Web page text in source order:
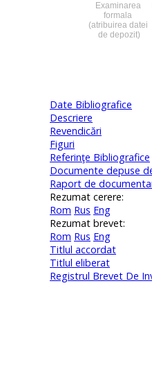
Examinarea
formala
(atribuirea datei
de depozit)
Date Bibliografice
Descriere
Revendicări
Figuri
Referinţe Bibliografice
Documente depuse
Raport de
Rezumat cerere:
Rom Rus Eng
Rezumat brevet:
Rom Rus Eng
Titlul accordat
Titlul eliberat
Registrul Brevet De